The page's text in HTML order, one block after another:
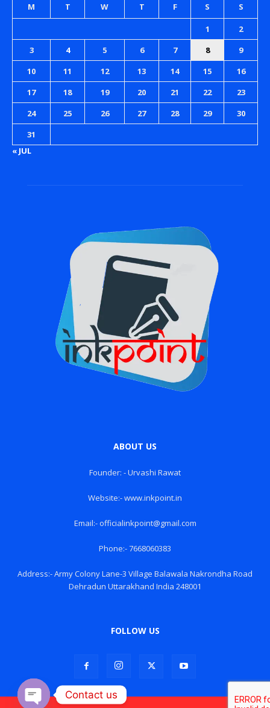
M T W T F S S
1
2
3
4 5 6 7 8
9
10
11 12 13 14 15
16
17
18 19 20 21 22
23
24
25 26 27 28 29
30
31
« JUL
ABOUT US
Founder: - Urvashi Rawat
Website:- www.inkpoint.in
Email:- officialinkpoint@gmail.com
Phone:- 7668060383
Address:- Army Colony Lane-3 Village Balawala Nakrondha Road
Dehradun Uttarakhand India 248001
FOLLOW US
Contact us